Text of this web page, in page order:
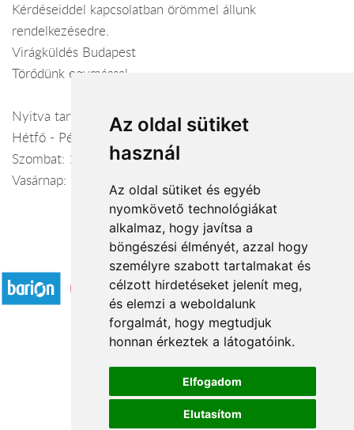
Az oldal sütiket
használ
Az oldal sütiket és egyéb
nyomkövető technológiákat
alkalmaz, hogy javítsa a
böngészési élményét, azzal hogy
személyre szabott tartalmakat és
célzott hirdetéseket jelenít meg,
és elemzi a weboldalunk
forgalmát, hogy megtudjuk
honnan érkeztek a látogatóink.
Elfogadom
Elutasítom
Kérdéseiddel kapcsolatban örömmel állunk
rendelkezésedre.
Virágküldés Budapest
Törődünk egymással
Nyitva tartás:
Hétfő - Péntek: 10:00-19:00
Szombat: 10:00-19:00
Vasárnap: 9:00-17:00
Elfogadott fizetési módok
Á.SZ.F.
Impresszum
Adatkezelési tájékoztató